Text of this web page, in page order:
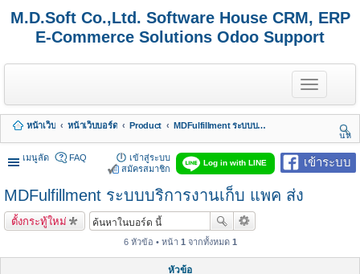
M.D.Soft Co.,Ltd. Software House CRM, ERP
E-Commerce Solutions Odoo Support
T
o
g
e
n
a
หน้าเว็บ หน้าเว็บบอร์ด Product
MDFulfillment ระบบบริการงานเก็บ แพค ส่ง
นห
า
เมนูลัด
เข้าระบบ
Log in with LINE
FAQ
เข้าสู่ระบบ
สมัครสมาชิก
MDFulfillment ระบบบริการงานเก็บ แพค ส่ง
ตั้งกระทู้ใหม่
6 หัวข้อ • หน้า 1 จากทั้งหมด 1
หัวข้อ